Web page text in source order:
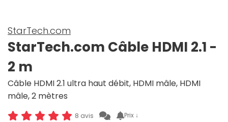
StarTech.com
StarTech.com Câble HDMI 2.1 -
2 m
Câble HDMI 2.1 ultra haut débit, HDMI mâle, HDMI
mâle, 2 mètres
8 avis Prix ↓